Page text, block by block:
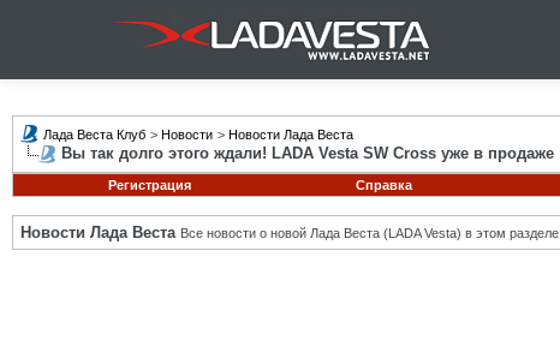
Лада Веста Клуб > Новости > Новости Лада Веста
Вы так долго этого ждали! LADA Vesta SW Cross уже в продаже
Регистрация
Справка
Новости Лада Веста Все новости о новой Лада Веста (LADA Vesta) в этом разделе.